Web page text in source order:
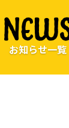
お知らせ一覧